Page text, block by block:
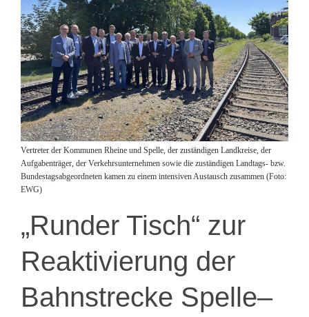
Vertreter der Kommunen Rheine und Spelle, der zuständigen Landkreise, der
Aufgabenträger, der Verkehrsunternehmen sowie die zuständigen Landtags- bzw.
Bundestagsabgeordneten kamen zu einem intensiven Austausch zusammen (Foto:
EWG)
„Runder Tisch“ zur
Reaktivierung der
Bahnstrecke Spelle–